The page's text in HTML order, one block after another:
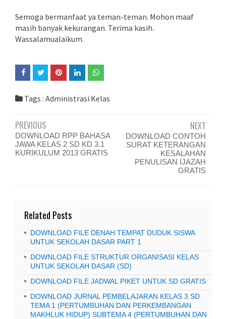
Semoga bermanfaat ya teman-teman. Mohon maaf
masih banyak kekurangan. Terima kasih.
Wassalamualaikum.
Tags : Administrasi Kelas
PREVIOUS
DOWNLOAD RPP BAHASA
JAWA KELAS 2 SD KD 3.1
KURIKULUM 2013 GRATIS
NEXT
DOWNLOAD CONTOH
SURAT KETERANGAN
KESALAHAN
PENULISAN IJAZAH
GRATIS
Related Posts
DOWNLOAD FILE DENAH TEMPAT DUDUK SISWA
UNTUK SEKOLAH DASAR PART 1
DOWNLOAD FILE STRUKTUR ORGANISASI KELAS
UNTUK SEKOLAH DASAR (SD)
DOWNLOAD FILE JADWAL PIKET UNTUK SD GRATIS
DOWNLOAD JURNAL PEMBELAJARAN KELAS 3 SD
TEMA 1 (PERTUMBUHAN DAN PERKEMBANGAN
MAKHLUK HIDUP) SUBTEMA 4 (PERTUMBUHAN DAN